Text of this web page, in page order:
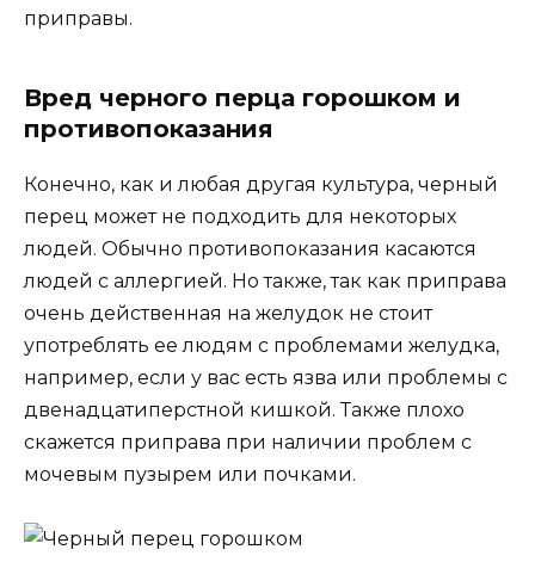
приправы.
Вред черного перца горошком и
противопоказания
Конечно, как и любая другая культура, черный
перец может не подходить для некоторых
людей. Обычно противопоказания касаются
людей с аллергией. Но также, так как приправа
очень действенная на желудок не стоит
употреблять ее людям с проблемами желудка,
например, если у вас есть язва или проблемы с
двенадцатиперстной кишкой. Также плохо
скажется приправа при наличии проблем с
мочевым пузырем или почками.